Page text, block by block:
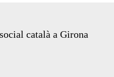
català a Girona